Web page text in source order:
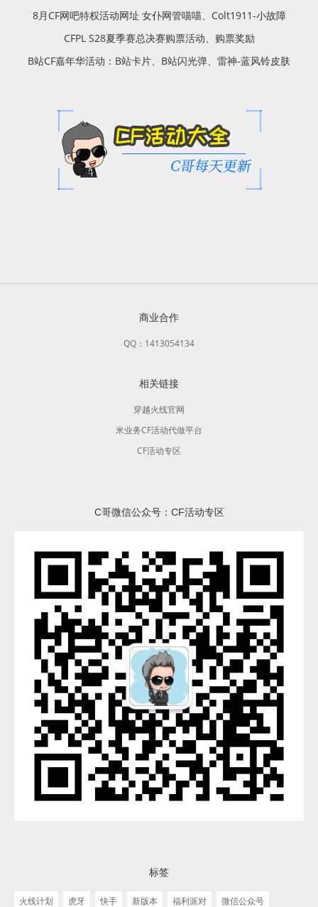
8月CF网吧特权活动网址 女仆网管喵喵、Colt1911-小故障
CFPL S28夏季赛总决赛购票活动、购票奖励
B站CF嘉年华活动：B站卡片、B站闪光弹、雷神-蓝风铃皮肤
商业合作
QQ：1413054134
相关链接
穿越火线官网
米业务CF活动代做平台
CF活动专区
C哥微信公众号：CF活动专区
标签
火线计划 虎牙 快手 新版本 福利派对 微信公众号